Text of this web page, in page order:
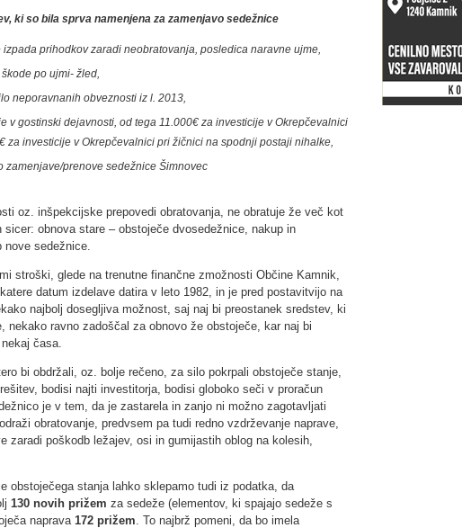
ki so bila sprva namenjena za zamenjavo sedežnice
prihodkov zaradi neobratovanja, posledica naravne ujme,
po ujmi- žled,
neporavnanih obveznosti iz l. 2013,
v gostinski dejavnosti, od tega 11.000€ za investicije v Okrepčevalnici
za investicije v Okrepčevalnici pri žičnici na spodnji postaji nihalke,
zamenjave/prenove sedežnice Šimnovec
oz. inšpekcijske prepovedi obratovanja, ne obratuje že več kot
obnova stare – obstoječe dvosedežnice, nakup in
nove sedežnice.
stroški, glede na trenutne finančne zmožnosti Občine Kamnik,
datum izdelave datira v leto 1982, in je pred postavitvijo na
najbolj dosegljiva možnost, saj naj bi preostanek sredstev, ki
nekako ravno zadoščal za obnovo že obstoječe, kar naj bi
časa.
bi obdržali, oz. bolje rečeno, za silo pokrpali obstoječe stanje,
bodisi najti investitorja, bodisi globoko seči v proračun
je v tem, da je zastarela in zanjo ni možno zagotavljati
obratovanje, predvsem pa tudi redno vzdrževanje naprave,
zaradi poškodb ležajev, osi in gumijastih oblog na kolesih,
obstoječega stanja lahko sklepamo tudi iz podatka, da
130 novih prižem za sedeže (elementov, ki spajajo sedeže s
naprava172 prižem. To najbrž pomeni, da bo imela